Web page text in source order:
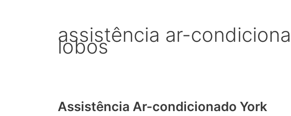
assistência ar-
lobos
Assistência Ar-condicionado York